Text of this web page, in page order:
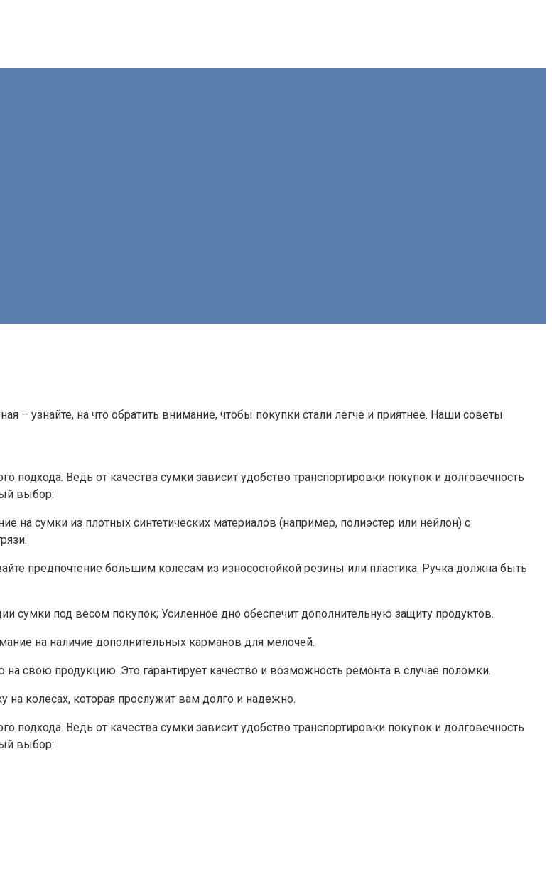
– узнайте, на что обратить внимание, чтобы покупки стали легче и приятнее. Наши советы
подхода. Ведь от качества сумки зависит удобство транспортировки покупок и долговечность
выбор:
на сумки из плотных синтетических материалов (например, полиэстер или нейлон) с
предпочтение большим колесам из износостойкой резины или пластика. Ручка должна быть
сумки под весом покупок; Усиленное дно обеспечит дополнительную защиту продуктов.
на наличие дополнительных карманов для мелочей.
свою продукцию. Это гарантирует качество и возможность ремонта в случае поломки.
колесах, которая прослужит вам долго и надежно.
подхода. Ведь от качества сумки зависит удобство транспортировки покупок и долговечность
выбор: